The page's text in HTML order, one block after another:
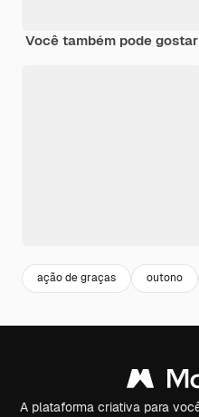
Você também pode
ação de graças outono
A plataforma criativa para